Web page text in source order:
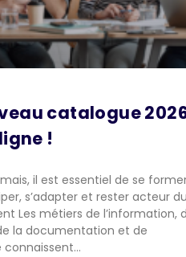
catalogue
!
il est essentiel de se
s’adapter et rester acteur du
Les métiers de l’information,
la documentation et de
connaissent…